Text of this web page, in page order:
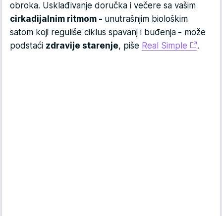
obroka. Usklađivanje doručka i večere sa vašim
cirkadijalnim ritmom - unutrašnjim biološkim
satom koji reguliše ciklus spavanj i buđenja - može
podstaći zdravije starenje, piše Real Simple .